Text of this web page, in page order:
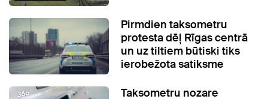
Pirmdien taksometru
protesta dēļ Rīgas centrā
un uz tiltiem būtiski tiks
ierobežota satiksme
Taksometru nozare